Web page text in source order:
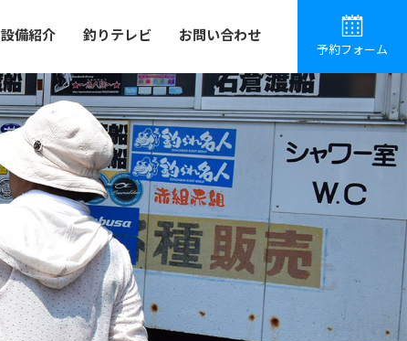
設備紹介 釣りテレビ お問い合わせ
予約フォーム